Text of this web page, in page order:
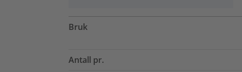
Bruk
Antall pr.